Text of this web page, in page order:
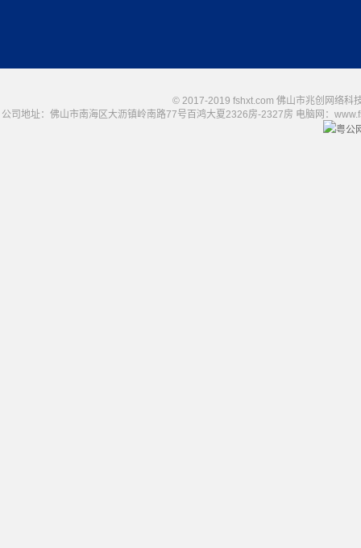
© 2017-2019 fshxt.com 佛山市兆创网络科
公司地址：佛山市南海区大沥镇岭南路77号百鸿大夏2326房-2327房 电脑网：
粤公